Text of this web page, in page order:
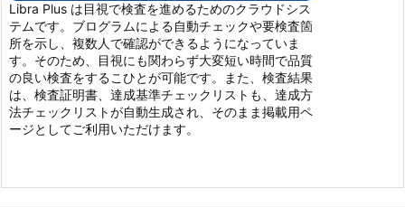
Libra Plus は目視で検査を進めるためのクラウドシス
テムです。ブログラムによる自動チェックや要検査箇
所を示し、複数人で確認ができるようになっていま
す。そのため、目視にも関わらず大変短い時間で品質
の良い検査をするこひとが可能です。また、検査結果
は、検査証明書、達成基準チェックリストも、達成方
法チェックリストが自動生成され、そのまま掲載用ペ
ージとしてご利用いただけます。